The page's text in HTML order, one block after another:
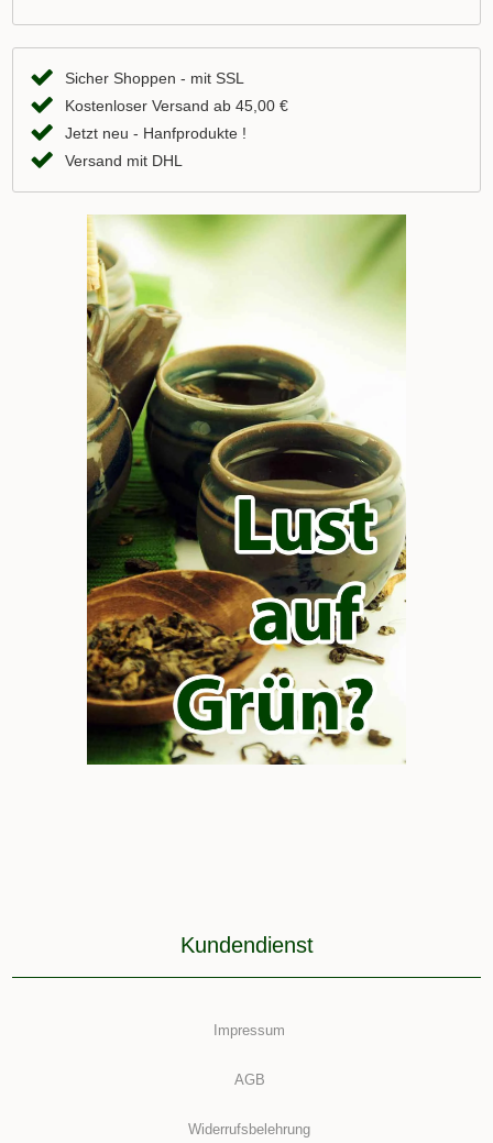
Sicher Shoppen - mit SSL
Kostenloser Versand ab 45,00 €
Jetzt neu - Hanfprodukte !
Versand mit DHL
Kundendienst
Impressum
AGB
Widerrufsbelehrung